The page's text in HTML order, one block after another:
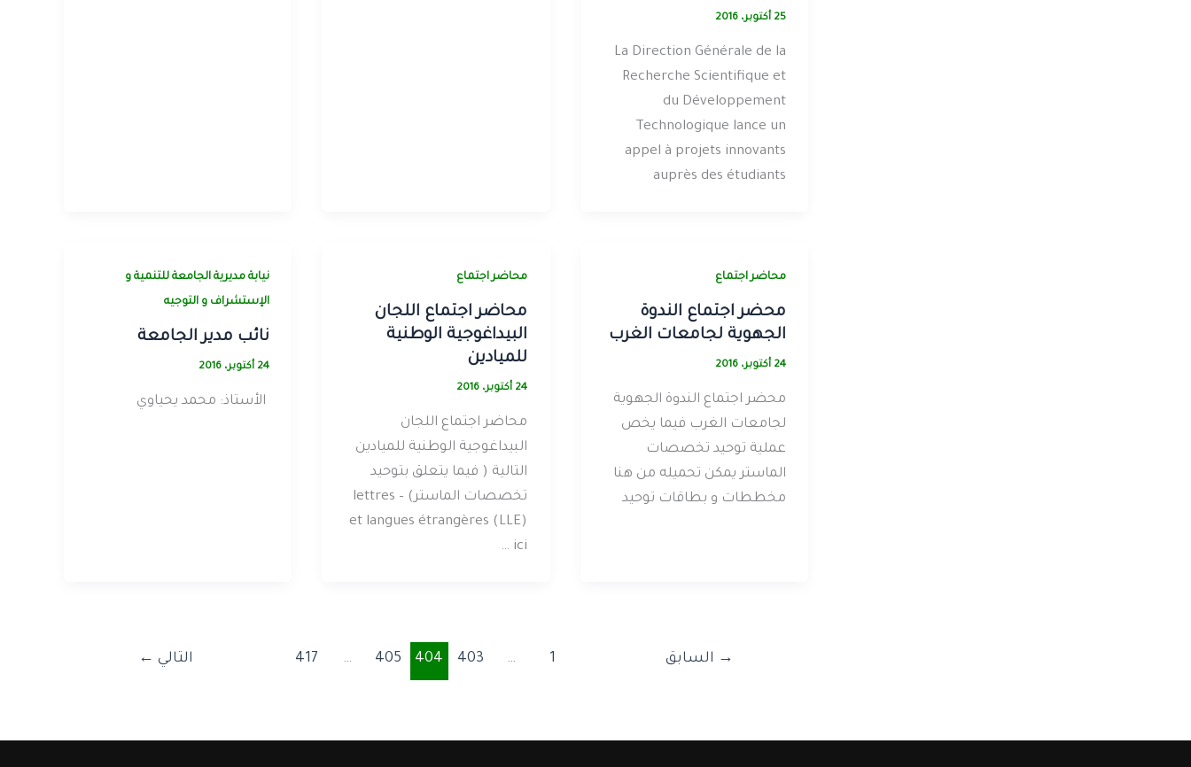
25 أكتوبر، 2016
La Direction Générale de la
Recherche Scientifique et
du Développement
Technologique lance un
appel à projets innovants
auprès des étudiants
محاضر اجتماع
محضر اجتماع الندوة
الجهوية لجامعات الغرب
24 أكتوبر، 2016
محضر اجتماع الندوة الجهوية
لجامعات الغرب فيما يخص
عملية توحيد تخصصات
الماستر يمكن تحميله من هنا
مخططات و بطاقات توحيد
محاضر اجتماع
محاضر اجتماع اللجان
البيداغوجية الوطنية
للميادين
24 أكتوبر، 2016
محاضر اجتماع اللجان
البيداغوجية الوطنية للميادين
التالية ( فيما يتعلق بتوحيد
تخصصات الماستر) – lettres
et langues étrangères (LLE)
… ici
نيابة مديرية الجامعة للتنمية و
الإستشراف و التوجيه
نائب مدير الجامعة
24 أكتوبر، 2016
الأستاذ: محمد يحياوي
→ السابق 1
…
403
404
405
…
417 التالي ←